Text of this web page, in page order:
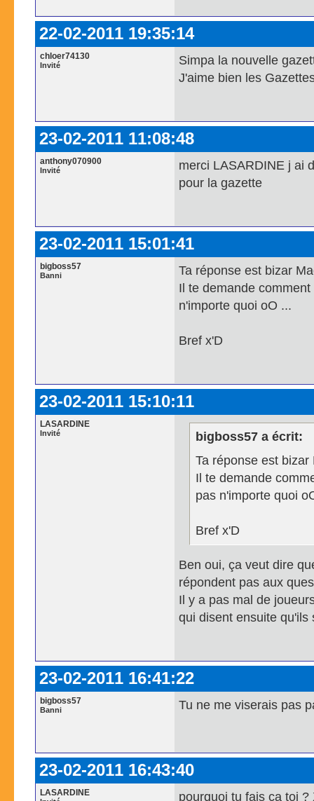
22-02-2011 19:35:14
chloer74130
Invité
Simpa la nouvelle
J'aime bien les
23-02-2011 11:08:48
anthony070900
Invité
merci LASARDINE j ai
pour la gazette
23-02-2011 15:01:41
bigboss57
Banni
Ta réponse est bizar
Il te demande
n'importe quoi oO ...
Bref x'D
23-02-2011 15:10:11
LASARDINE
Invité
bigboss57 a écrit:
Ta réponse est
Il te demande
pas n'importe quoi
Bref x'D
Ben oui, ça veut dire
répondent pas aux
Il y a pas mal de
qui disent ensuite qu'ils
23-02-2011 16:41:22
bigboss57
Banni Tu ne me viserais pas
23-02-2011 16:43:40
LASARDINE pourquoi tu fais ça toi ?